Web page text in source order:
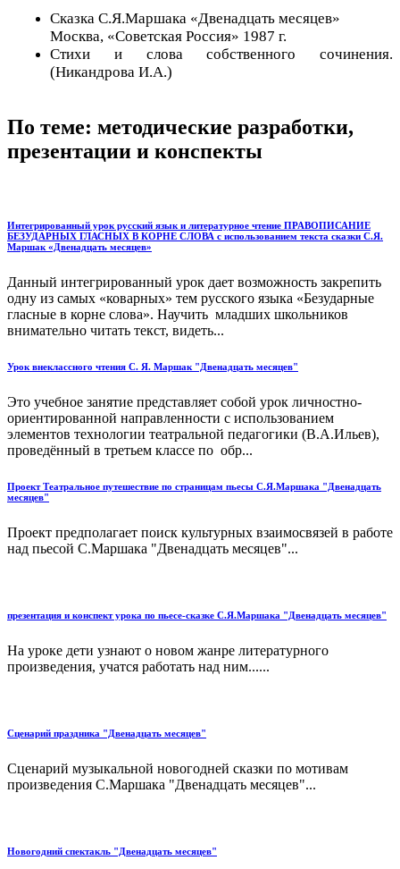
Сказка С.Я.Маршака «Двенадцать месяцев»
Москва, «Советская Россия» 1987 г.
Стихи и слова собственного сочинения.
(Никандрова И.А.)
По теме: методические разработки,
презентации и конспекты
Интегрированный урок русский язык и литературное чтение ПРАВОПИСАНИЕ
БЕЗУДАРНЫХ ГЛАСНЫХ В КОРНЕ СЛОВА с использованием текста сказки С.Я.
Маршак «Двенадцать месяцев»
Данный интегрированный урок дает возможность закрепить
одну из самых «коварных» тем русского языка «Безударные
гласные в корне слова». Научить младших школьников
внимательно читать текст, видеть...
Урок внеклассного чтения С. Я. Маршак "Двенадцать месяцев"
Это учебное занятие представляет собой урок личностно-
ориентированной направленности с использованием
элементов технологии театральной педагогики (В.А.Ильев),
проведённый в третьем классе по обр...
Проект Театральное путешествие по страницам пьесы С.Я.Маршака "Двенадцать
месяцев"
Проект предполагает поиск культурных взаимосвязей в работе
над пьесой С.Маршака "Двенадцать месяцев"...
презентация и конспект урока по пьесе-сказке С.Я.Маршака "Двенадцать месяцев"
На уроке дети узнают о новом жанре литературного
произведения, учатся работать над ним......
Сценарий праздника "Двенадцать месяцев"
Сценарий музыкальной новогодней сказки по мотивам
произведения С.Маршака "Двенадцать месяцев"...
Новогодний спектакль "Двенадцать месяцев"